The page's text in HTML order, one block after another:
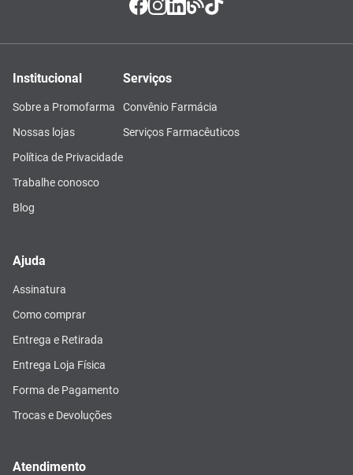
Institucional
Sobre a Promofarma
Nossas lojas
Política de Privacidade
Trabalhe conosco
Blog
Serviços
Convênio Farmácia
Serviços Farmacêuticos
Ajuda
Assinatura
Como comprar
Entrega e Retirada
Entrega Loja Física
Forma de Pagamento
Trocas e Devoluções
Atendimento